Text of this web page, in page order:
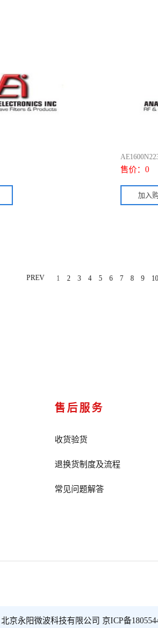
售价： 0
PREV 1 2 3 4 5 6 7 8 9 10
售后服务
收货验货
退换货制度及流程
常见问题解答
京永阳微波科技有限公司 京ICP备